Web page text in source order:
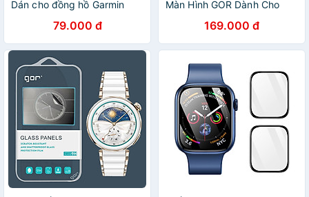
Dán cho đồng hồ Garmin
chính hãng79.000 đ
Màn Hình GOR Dành Cho
Hàng Chính Hãng
169.000 đ